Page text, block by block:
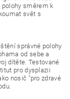
směrem k
svět s
správné polohy
od sebe a
dítěte. Testované
pro dysplazii
nosič "pro zdravé